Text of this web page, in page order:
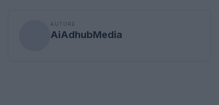
AUTORE
AiAdhubMedia